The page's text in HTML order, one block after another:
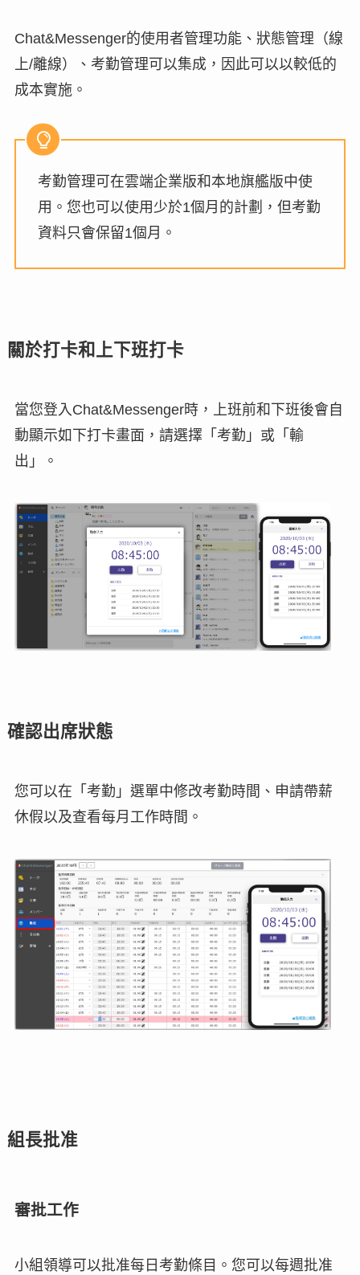
Chat&Messenger的使用者管理功能、狀態管理（線
上/離線）、考勤管理可以集成，因此可以以較低的
成本實施。
考勤管理可在雲端企業版和本地旗艦版中使
用。您也可以使用少於1個月的計劃，但考勤
資料只會保留1個月。
關於打卡和上下班打卡
當您登入Chat&Messenger時，上班前和下班後會自
動顯示如下打卡畫面，請選擇「考勤」或「輸
出」。
確認出席狀態
您可以在「考勤」選單中修改考勤時間、申請帶薪
休假以及查看每月工作時間。
組長批准
審批工作
小組領導可以批准每日考勤條目。您可以每週批准